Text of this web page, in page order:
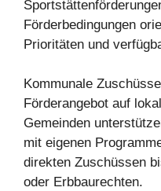
Förderbedingungen
Prioritäten und
Kommunale
Förderangebot auf
Gemeinden
mit eigenen
direkten Zuschüssen
oder Erbbaurechten.